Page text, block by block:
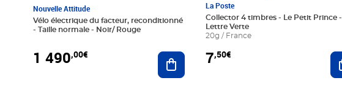
Nouvelle Attitude
Vélo électrique du facteur, reconditionné
- Taille normale - Noir/ Rouge
1 490,00€ Ajouter au panier
La Poste
Collector 4 timbres - Le Petit Prince -
Lettre Verte
20g / France
7,50€